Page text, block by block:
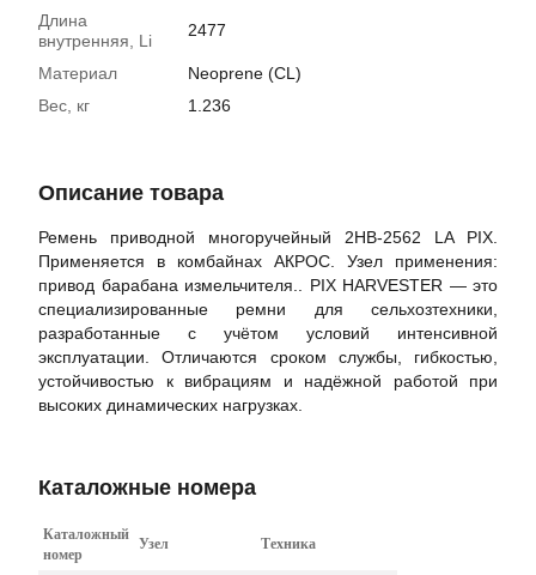
Длина
внутренняя, Li
2477
Материал
Neoprene (CL)
Вес, кг
1.236
Описание товара
Ремень приводной многоручейный 2НВ-2562 LA PIX.
Применяется в комбайнах АКРОС. Узел применения:
привод барабана измельчителя.. PIX HARVESTER — это
специализированные ремни для сельхозтехники,
разработанные с учётом условий интенсивной
эксплуатации. Отличаются сроком службы, гибкостью,
устойчивостью к вибрациям и надёжной работой при
высоких динамических нагрузках.
Каталожные номера
Каталожный
номер
Узел Техника